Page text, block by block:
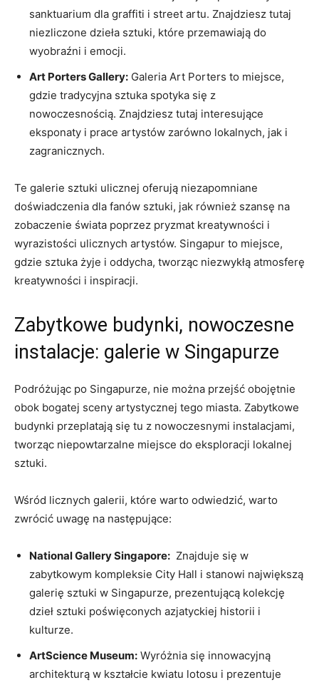
sanktuarium dla graffiti i street artu. ​Znajdziesz ‍tutaj
niezliczone dzieła sztuki, które przemawiają⁣ do
wyobraźni i emocji.
Art Porters Gallery: Galeria Art ​Porters to miejsce,​
gdzie⁢ tradycyjna sztuka spotyka ​się z
nowoczesnością. Znajdziesz tutaj interesujące
eksponaty i prace artystów zarówno lokalnych,⁤ jak i
zagranicznych.
Te galerie⁣ sztuki ulicznej oferują niezapomniane
doświadczenia dla fanów sztuki, jak również szansę na ​
zobaczenie świata poprzez pryzmat ‍kreatywności i
wyrazistości‍ ulicznych⁣ artystów. Singapur to miejsce,
gdzie ​sztuka ‌żyje i oddycha, tworząc‌ niezwykłą atmosferę
kreatywności i inspiracji.
Zabytkowe budynki,​ nowoczesne
instalacje: galerie w Singapurze
Podróżując po Singapurze,‌ nie ⁣można przejść obojętnie ​
obok bogatej‌ sceny artystycznej ‍tego miasta. Zabytkowe
⁤budynki przeplatają się‌ tu z nowoczesnymi‍ instalacjami,
tworząc⁢ niepowtarzalne⁣ miejsce do eksploracji lokalnej
sztuki.
Wśród licznych galerii, które warto​ odwiedzić, warto
zwrócić uwagę ⁣na następujące:
National‍ Gallery​ Singapore: ​ Znajduje się w⁤
zabytkowym kompleksie City Hall i⁢ stanowi największą
galerię sztuki w Singapurze, prezentującą kolekcję
dzieł sztuki poświęconych‌ azjatyckiej historii i
kulturze.
ArtScience ‌Museum: Wyróżnia się⁣ innowacyjną
architekturą w⁢ kształcie kwiatu lotosu i prezentuje